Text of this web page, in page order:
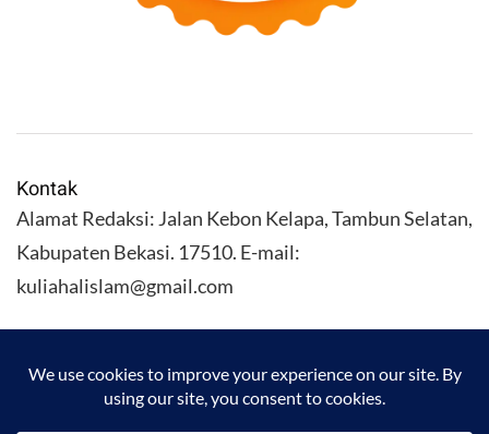
Kontak
Alamat Redaksi: Jalan Kebon Kelapa, Tambun Selatan,
Kabupaten Bekasi. 17510. E-mail:
kuliahalislam@gmail.com